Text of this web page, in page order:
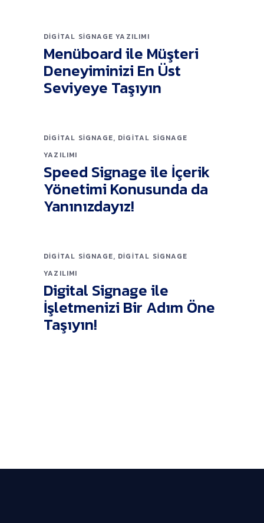
DIGITAL SIGNAGE YAZILIMI
Menüboard ile Müşteri
Deneyiminizi En Üst
Seviyeye Taşıyın
DIGITAL SIGNAGE, DIGITAL SIGNAGE
YAZILIMI
Speed Signage ile İçerik
Yönetimi Konusunda da
Yanınızdayız!
DIGITAL SIGNAGE, DIGITAL SIGNAGE
YAZILIMI
Digital Signage ile
İşletmenizi Bir Adım Öne
Taşıyın!